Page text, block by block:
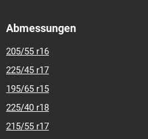
Abmessungen
205/55 r16
225/45 r17
195/65 r15
225/40 r18
215/55 r17